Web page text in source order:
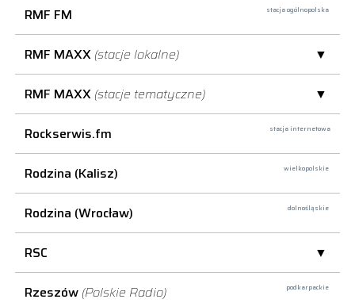
RMF FM stacja ogólnopolska
RMF MAXX (stacje lokalne)
RMF MAXX (stacje tematyczne)
Rockserwis.fm
stacja internetowa
Rodzina (Kalisz) wielkopolskie
Rodzina (Wrocław) dolnośląskie
RSC
Rzeszów (Polskie Radio) podkarpackie